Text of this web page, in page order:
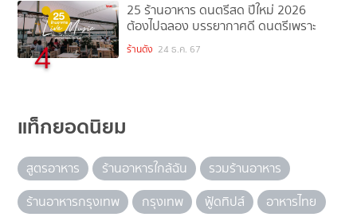
4
25 ร้านอาหาร ดนตรีสด ปีใหม่ 2026
ต้องไปฉลอง บรรยากาศดี ดนตรีเพราะ
ร้านดัง 24 ธ.ค. 67
แท็กยอดนิยม
สูตรอาหาร ร้านอาหารใกล้ฉัน
รวมร้านอาหาร
ร้านอาหารกรุงเทพ
กรุงเทพ ฟู้ดทิปส์
อาหารไทย